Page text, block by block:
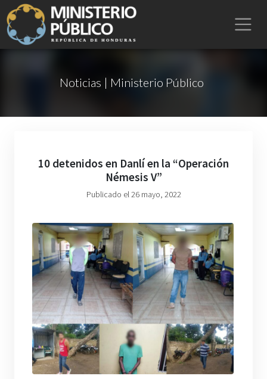
Noticias | Ministerio Público
10 detenidos en Danlí en la “Operación
Némesis V”
Publicado el 26 mayo, 2022